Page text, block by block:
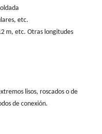
etc.
m, etc. Otras longitudes
lisos, roscados o de
de conexión.